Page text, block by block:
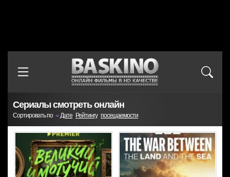
Сериалы смотреть онлайн
Сортировать по Дате Рейтингу посещаемости